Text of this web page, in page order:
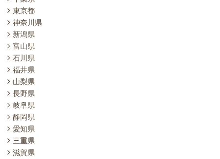
東京都
神奈川県
新潟県
富山県
石川県
福井県
山梨県
長野県
岐阜県
静岡県
愛知県
三重県
滋賀県